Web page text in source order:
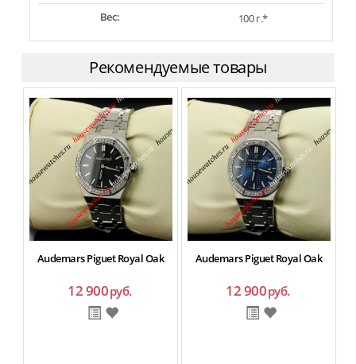
Вес:
100 г.*
Рекомендуемые товары
Audemars Piguet Royal Oak
12 900руб.
Audemars Piguet Royal Oak
12 900руб.